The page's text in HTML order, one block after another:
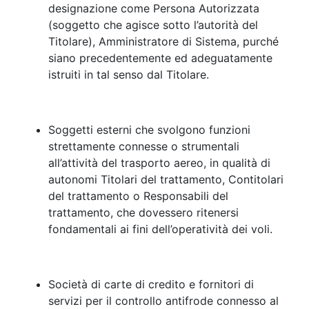
designazione come Persona Autorizzata
(soggetto che agisce sotto l’autorità del
Titolare), Amministratore di Sistema, purché
siano precedentemente ed adeguatamente
istruiti in tal senso dal Titolare.
Soggetti esterni che svolgono funzioni
strettamente connesse o strumentali
all’attività del trasporto aereo, in qualità di
autonomi Titolari del trattamento, Contitolari
del trattamento o Responsabili del
trattamento, che dovessero ritenersi
fondamentali ai fini dell’operatività dei voli.
Società di carte di credito e fornitori di
servizi per il controllo antifrode connesso al